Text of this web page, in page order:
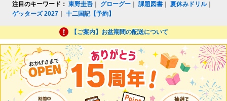
注目のキーワード： 東野圭吾 グローグー ｜課題図書 ｜夏休みドリル｜
ゲッターズ 2027 ｜十二国記【予約】
【ご案内】お盆期間の配送について